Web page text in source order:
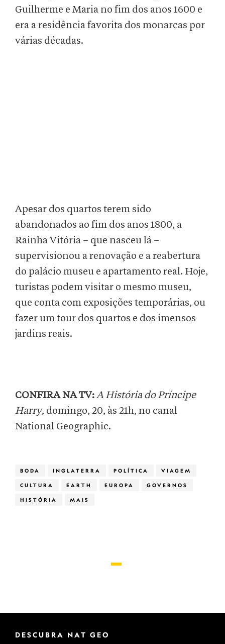
Guilherme e Maria no fim dos anos 1600 e
era a residência favorita dos monarcas por
várias décadas.
Apesar dos quartos terem sido
abandonados ao fim dos anos 1800, a
Rainha Vitória – que nasceu lá –
supervisionou a renovação e a reabertura
do palácio museu e apartamento real. Hoje,
turistas podem visitar o mesmo museu,
que conta com exposições temporárias, ou
fazer um tour dos quartos e dos imensos
jardins reais.
CONFIRA NA TV:A História do Príncipe
Harry, domingo, 20, às 21h, no canal
National Geographic.
BODA INGLATERRA POLÍTICA VIAGEM
CULTURA EARTH EUROPA GOVERNOS
HISTÓRIA MAIS
DESCUBRA NAT GEO